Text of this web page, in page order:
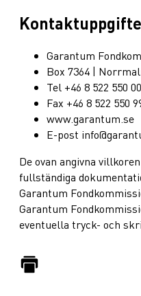
Garantum
Box 7364 |
Tel +46 8 522 550 00
Fax +46 8 522 550
www.garantum.se
E-post
De ovan angivna
fullständiga
Garantum
Garantum
eventuella tryck- och